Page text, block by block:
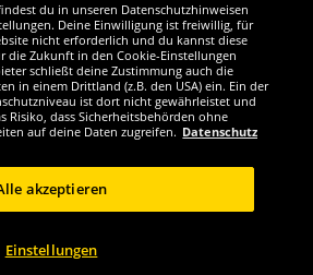
SportSpar-Fan!
Gustav-Adolf-Ring 7, 04838 Eilenburg DE -
zzgl.
du in unseren Datenschutzhinweisen
Deine Einwilligung ist freiwillig, für
nicht erforderlich und du kannst diese
die Zukunft in den Cookie-Einstellungen
schließt deine Zustimmung auch die
in einem Drittland (z.B. den USA) ein. Ein der
ist dort nicht gewährleistet und
Risiko, dass Sicherheitsbehörden ohne
auf deine Daten zugreifen. Datenschutz
Einstellungen
akzeptieren